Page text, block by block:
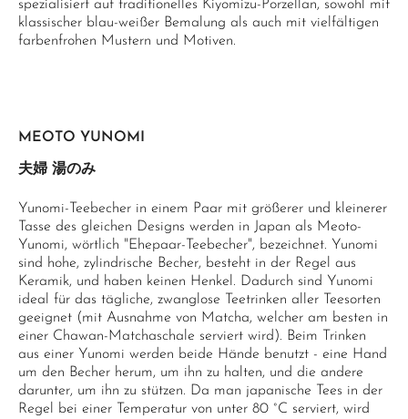
spezialisiert auf traditionelles Kiyomizu-Porzellan, sowohl mit
klassischer blau-weißer Bemalung als auch mit vielfältigen
farbenfrohen Mustern und Motiven.
MEOTO YUNOMI
夫婦 湯のみ
Yunomi-Teebecher in einem Paar mit größerer und kleinerer
Tasse des gleichen Designs werden in Japan als Meoto-
Yunomi, wörtlich "Ehepaar-Teebecher", bezeichnet. Yunomi
sind hohe, zylindrische Becher, besteht in der Regel aus
Keramik, und haben keinen Henkel. Dadurch sind Yunomi
ideal für das tägliche, zwanglose Teetrinken aller Teesorten
geeignet (mit Ausnahme von Matcha, welcher am besten in
einer Chawan-Matchaschale serviert wird). Beim Trinken
aus einer Yunomi werden beide Hände benutzt - eine Hand
um den Becher herum, um ihn zu halten, und die andere
darunter, um ihn zu stützen. Da man japanische Tees in der
Regel bei einer Temperatur von unter 80 °C serviert, wird